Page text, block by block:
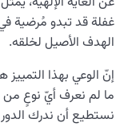
غفلة قد تبدو مُرضية
الهدف الأصيل لخلقه.
إنّ الوعي بهذا
ما لم نعرف أيّ نوعٍ من
نستطيع أن ندرك